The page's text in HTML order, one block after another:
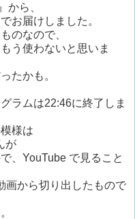
から、
お届けしました。
のなので、
う使わないと思いま
たかも。
ラムは22:46に終了しま
様は
が
、YouTube で見ること
画から切り出したもので